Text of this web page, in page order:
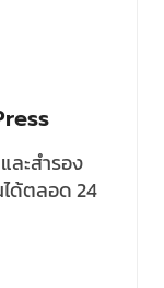
ะสำรอง
ด้ตลอด 24